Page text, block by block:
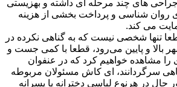
جراحی های چند مرحله ای داشته و بهزیستی
روان شناسی و پرداخت بخشی از هزینه
می کند.
ساله قطعا تنها شخصی نیست كه به گناهی نكرده در
بالا و پایین می‌رود، قطعا با كمی جست و
مشاهده خواهیم كرد كه در عنفوان
سرگردانند، ای كاش مسئولان مربوطه
حال در هرنوع لباسی دخترانه یا پسرانه